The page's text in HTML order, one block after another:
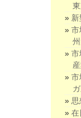
市
市
市
在